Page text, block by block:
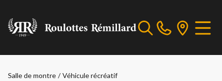
Salle de montre / Véhicule récréatif